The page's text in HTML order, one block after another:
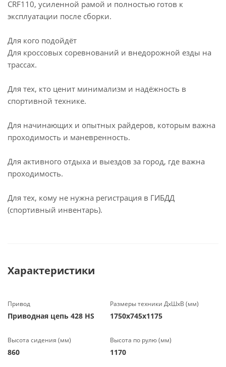
CRF110, усиленной рамой и полностью готов к
эксплуатации после сборки.
Для кого подойдёт
Для кроссовых соревнований и внедорожной езды на
трассах.
Для тех, кто ценит минимализм и надёжность в
спортивной технике.
Для начинающих и опытных райдеров, которым важна
проходимость и маневренность.
Для активного отдыха и выездов за город, где важна
проходимость.
Для тех, кому не нужна регистрация в ГИБДД
(спортивный инвентарь).
Характеристики
Привод
Приводная цепь 428 НS
Размеры техники ДхШхВ (мм)
1750х745х1175
Высота сидения (мм)
860
Высота по рулю (мм)
1170